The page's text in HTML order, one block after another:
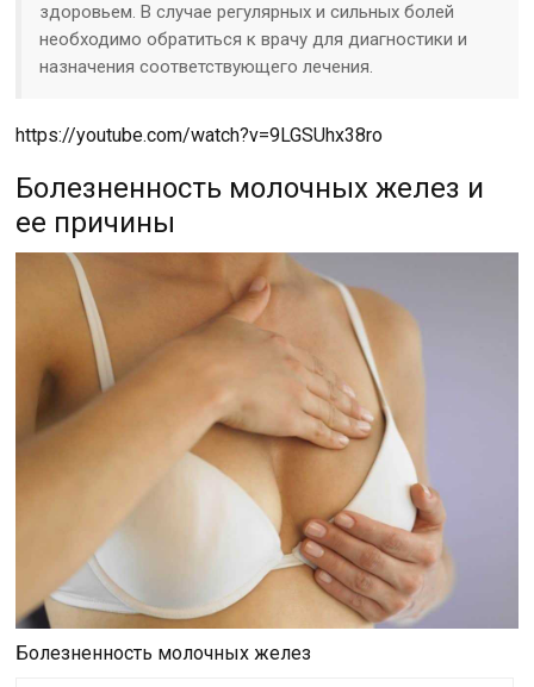
здоровьем. В случае регулярных и сильных болей
необходимо обратиться к врачу для диагностики и
назначения соответствующего лечения.
https://youtube.com/watch?v=9LGSUhx38ro
Болезненность молочных желез и
ее причины
Болезненность молочных желез